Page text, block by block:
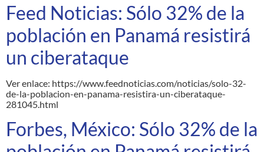
Feed Noticias: Sólo 32% de la
población en Panamá resistirá
un ciberataque
Ver enlace: https://www.feednoticias.com/noticias/solo-32-
de-la-poblacion-en-panama-resistira-un-ciberataque-
281045.html
Forbes, México: Sólo 32% de la